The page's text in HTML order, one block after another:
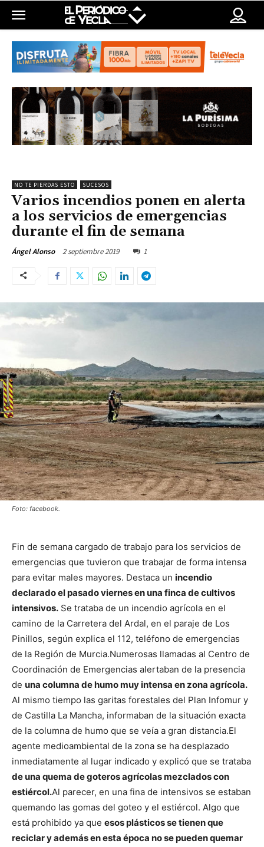
NO TE PIERDAS ESTO SUCESOS
Varios incendios ponen en alerta
a los servicios de emergencias
durante el fin de semana
Ángel Alonso 2 septiembre 2019 1
Foto: facebook.
Fin de semana cargado de trabajo para los servicios de
emergencias que tuvieron que trabajar de forma intensa
para evitar males mayores. Destaca un incendio
declarado el pasado viernes en una finca de cultivos
intensivos. Se trataba de un incendio agrícola en el
camino de la Carretera del Ardal, en el paraje de Los
Pinillos, según explica el 112, teléfono de emergencias
de la Región de Murcia.Numerosas llamadas al Centro de
Coordinación de Emergencias alertaban de la presencia
de una columna de humo muy intensa en zona agrícola.
Al mismo tiempo las garitas forestales del Plan Infomur y
de Castilla La Mancha, informaban de la situación exacta
de la columna de humo que se veía a gran distancia.El
agente medioambiental de la zona se ha desplazado
inmediatamente al lugar indicado y explicó que se trataba
de una quema de goteros agrícolas mezclados con
estiércol.Al parecer, en una fina de intensivos se estaban
quemando las gomas del goteo y el estiércol. Algo que
está prohibido ya que esos plásticos se tienen que
reciclar y además en esta época no se pueden quemar